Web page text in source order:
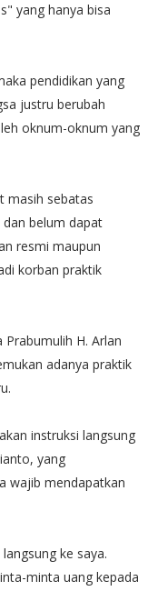
yang hanya bisa
pendidikan yang
justru berubah
oknum-oknum yang
masih sebatas
belum dapat
resmi maupun
korban praktik
H. Arlan
adanya praktik
instruksi langsung
yang
wajib mendapatkan
ke saya.
minta uang kepada